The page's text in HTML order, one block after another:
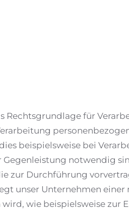
Rechtsgrundlage für
beispielsweise bei
notwendig
zur Durchführung
unser Unternehmen
wie beispielsweise zur